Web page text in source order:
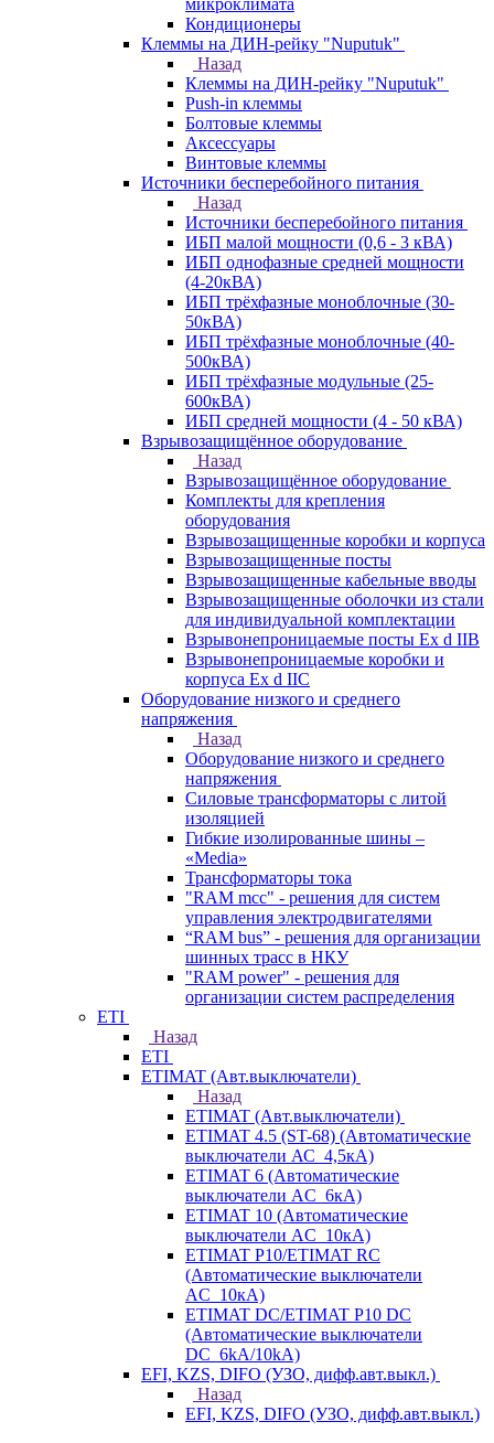
микроклимата
Кондиционеры
Клеммы на ДИН-рейку "Nuputuk"
Назад
Клеммы на ДИН-рейку "Nuputuk"
Push-in клеммы
Болтовые клеммы
Аксессуары
Винтовые клеммы
Источники бесперебойного питания
Назад
Источники бесперебойного питания
ИБП малой мощности (0,6 - 3 кВА)
ИБП однофазные средней мощности
(4-20кВА)
ИБП трёхфазные моноблочные (30-
50кВА)
ИБП трёхфазные моноблочные (40-
500кВА)
ИБП трёхфазные модульные (25-
600кВА)
ИБП средней мощности (4 - 50 кВА)
Взрывозащищённое оборудование
Назад
Взрывозащищённое оборудование
Комплекты для крепления
оборудования
Взрывозащищенные коробки и корпуса
Взрывозащищенные посты
Взрывозащищенные кабельные вводы
Взрывозащищенные оболочки из стали
для индивидуальной комплектации
Взрывонепроницаемые посты Ex d IIB
Взрывонепроницаемые коробки и
корпуса Ex d IIС
Оборудование низкого и среднего
напряжения
Назад
Оборудование низкого и среднего
напряжения
Силовые трансформаторы с литой
изоляцией
Гибкие изолированные шины –
«Media»
Трансформаторы тока
"RAM mcc" - решения для систем
управления электродвигателями
“RAM bus” - решения для организации
шинных трасс в НКУ
"RAM power" - решения для
организации систем распределения
ETI
Назад
ETI
ETIMAT (Авт.выключатели)
Назад
ETIMAT (Авт.выключатели)
ETIMAT 4.5 (ST-68) (Автоматические
выключатели АС_4,5кА)
ETIMAT 6 (Автоматические
выключатели AC_6кА)
ETIMAT 10 (Автоматические
выключатели AC_10кА)
ETIMAT P10/ETIMAT RC
(Автоматические выключатели
AC_10кА)
ETIMAT DC/ETIMAT P10 DC
(Автоматические выключатели
DC_6kA/10kA)
EFI, KZS, DIFO (УЗО, дифф.авт.выкл.)
Назад
EFI, KZS, DIFO (УЗО, дифф.авт.выкл.)